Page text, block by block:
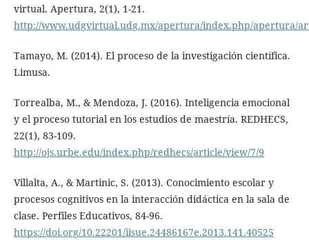
virtual. Apertura, 2(1), 1-21.
http://www.udgvirtual.udg.mx/apertura/index.php/apertura/
Tamayo, M. (2014). El proceso de la investigación científica.
Limusa.
Torrealba, M., & Mendoza, J. (2016). Inteligencia emocional
y el proceso tutorial en los estudios de maestría. REDHECS,
22(1), 83-109.
http://ojs.urbe.edu/index.php/redhecs/article/view/7/9
Villalta, A., & Martinic, S. (2013). Conocimiento escolar y
procesos cognitivos en la interacción didáctica en la sala de
clase. Perfiles Educativos, 84-96.
https://doi.org/10.22201/iisue.24486167e.2013.141.40525